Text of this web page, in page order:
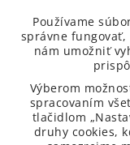
Používame
správne
nám umožniť
Výberom
spracovaním
tlačidlom
druhy cookies,